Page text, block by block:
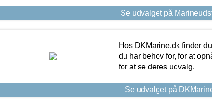
Se udvalget på
Hos DKMarine.dk finder
du har behov for, for at
for at se deres udvalg.
Se udvalget på